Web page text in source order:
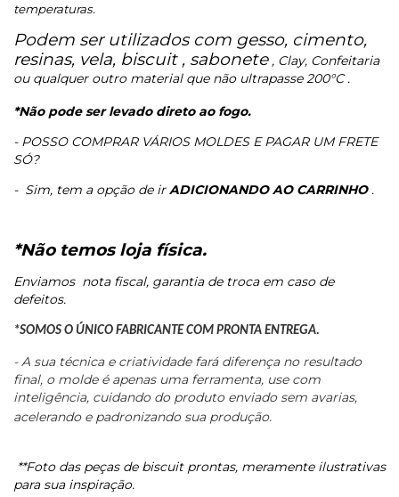
temperaturas.
Podem ser utilizados com gesso, cimento,
resinas, vela, biscuit , sabonete, Clay, Confeitaria
ou qualquer outro material que não ultrapasse 200°C .
*Não pode ser levado direto ao fogo.
- POSSO COMPRAR VÁRIOS MOLDES E PAGAR UM FRETE
SÓ?
- Sim, tem a opção de irADICIONANDO AO CARRINHO.
*Não temos loja física.
Enviamos nota fiscal, garantia de troca em caso de
defeitos.
*SOMOS O ÚNICO FABRICANTE COM PRONTA ENTREGA.
- A sua técnica e criatividade fará diferença no resultado
final, o molde é apenas uma ferramenta, use com
inteligência, cuidando do produto enviado sem avarias,
acelerando e padronizando sua produção.
**Foto das peças de biscuit prontas, meramente ilustrativas
para sua inspiração.